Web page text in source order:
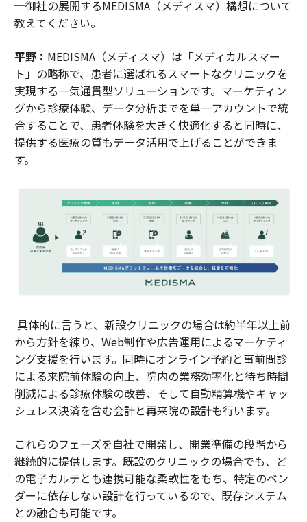
─御社の展開するMEDISMA（メディスマ）構想について
教えてください。
平野： MEDISMA（メディスマ）は「メディカルスマー
ト」の略称で、患者に選ばれるスマートなクリニックを
実現する一気通貫型ソリューションです。マーケティン
グから診療体験、データ分析までを単一アカウントで統
合することで、患者体験を大きく快適化すると同時に、
提供する医療の質もデータ活用で上げることができま
す。
具体的に言うと、新設クリニックの場合は約半年以上前
から方針を練り、Web制作や広告運用によるマーケティ
ング支援を行います。同時にオンライン予約と事前問診
による来院前体験の向上、院内の業務効率化と待ち時間
削減による診療体験の改善、そして自動精算機やキャッ
シュレス決済を含む会計と再来院の設計も行います。
これらのフェーズを自社で開発し、開業準備の段階から
継続的に提供します。既設のクリニックの場合でも、ど
の電子カルテとも連携可能な柔軟性をもち、特定のベン
ダーに依存しない設計を行っているので、既存システム
との融合も可能です。